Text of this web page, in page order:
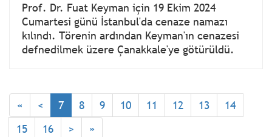
Prof. Dr. Fuat Keyman için 19 Ekim 2024
Cumartesi günü İstanbul'da cenaze namazı
kılındı. Törenin ardından Keyman'ın cenazesi
defnedilmek üzere Çanakkale'ye götürüldü.
« < 7 8 9 10 11 12 13
14
15
16 > »